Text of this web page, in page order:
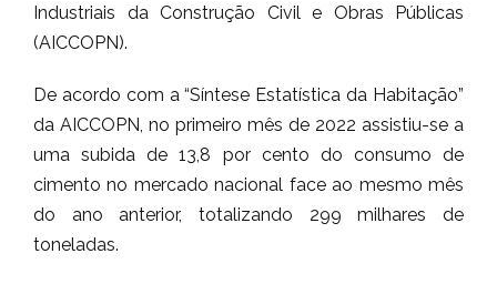
Industriais da Construção Civil e Obras Públicas
(AICCOPN).
De acordo com a “Síntese Estatística da Habitação”
da AICCOPN, no primeiro mês de 2022 assistiu-se a
uma subida de 13,8 por cento do consumo de
cimento no mercado nacional face ao mesmo mês
do ano anterior, totalizando 299 milhares de
toneladas.